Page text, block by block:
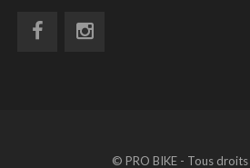
© PRO BIKE - Tous